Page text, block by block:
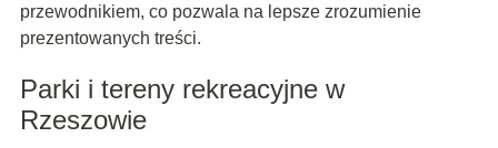
przewodnikiem, co pozwala na lepsze zrozumienie
prezentowanych treści.
Parki i tereny rekreacyjne w
Rzeszowie